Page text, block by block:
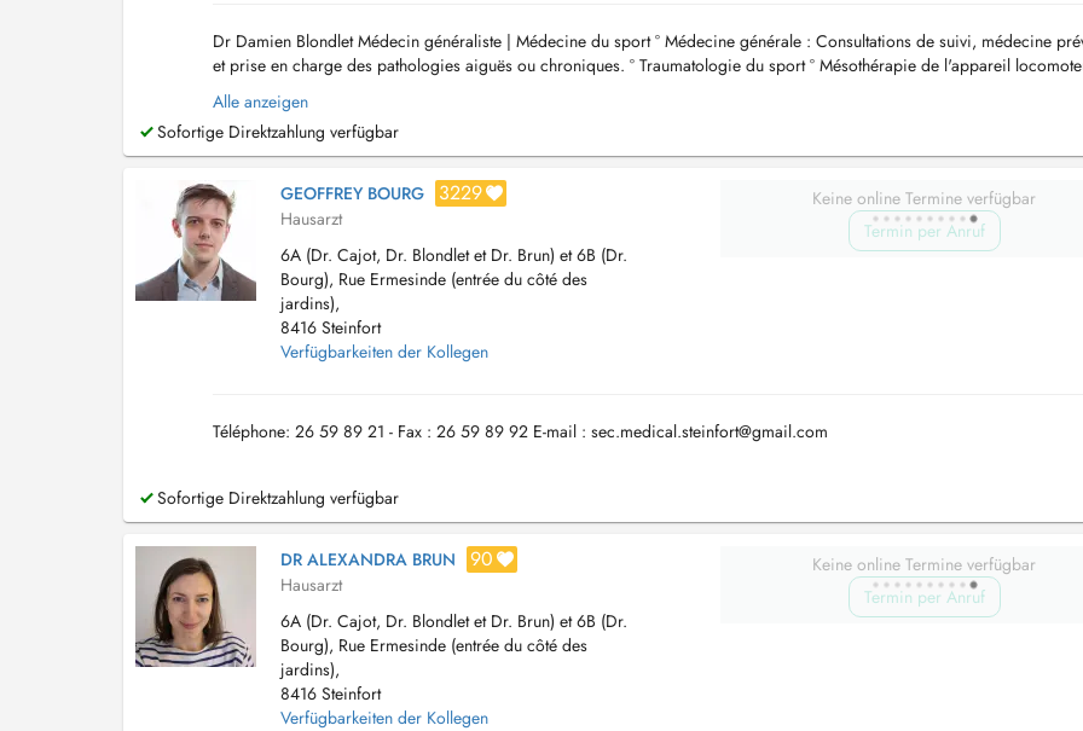
Dr Damien Blondlet Médecin généraliste | Médecine du sport ° Médecine générale : Consultations de suivi, médecine
et prise en charge des pathologies aiguës ou chroniques. ° Traumatologie du sport ° Mésothérapie de l'appareil
Infiltrations articulaires (acide hyal...
Alle anzeigen
Sofortige Direktzahlung verfügbar
GEOFFREY BOURG 3229
Hausarzt
6A (Dr. Cajot, Dr. Blondlet et Dr. Brun) et 6B (Dr.
Bourg), Rue Ermesinde (entrée du côté des
jardins),
8416 Steinfort
Verfügbarkeiten der Kollegen
Keine online Termine verfügbar
Termin per Anruf
Téléphone: 26 59 89 21 - Fax : 26 59 89 92 E-mail : sec.medical.steinfort@gmail.com
Sofortige Direktzahlung verfügbar
DR ALEXANDRA BRUN 90
Hausarzt
6A (Dr. Cajot, Dr. Blondlet et Dr. Brun) et 6B (Dr.
Bourg), Rue Ermesinde (entrée du côté des
jardins),
8416 Steinfort
Verfügbarkeiten der Kollegen
Keine online Termine verfügbar
Termin per Anruf